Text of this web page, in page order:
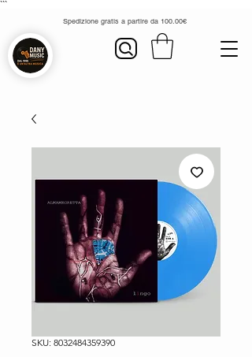
```
Spedizione gratis a partire da 100.00€
SKU: 8032484359390